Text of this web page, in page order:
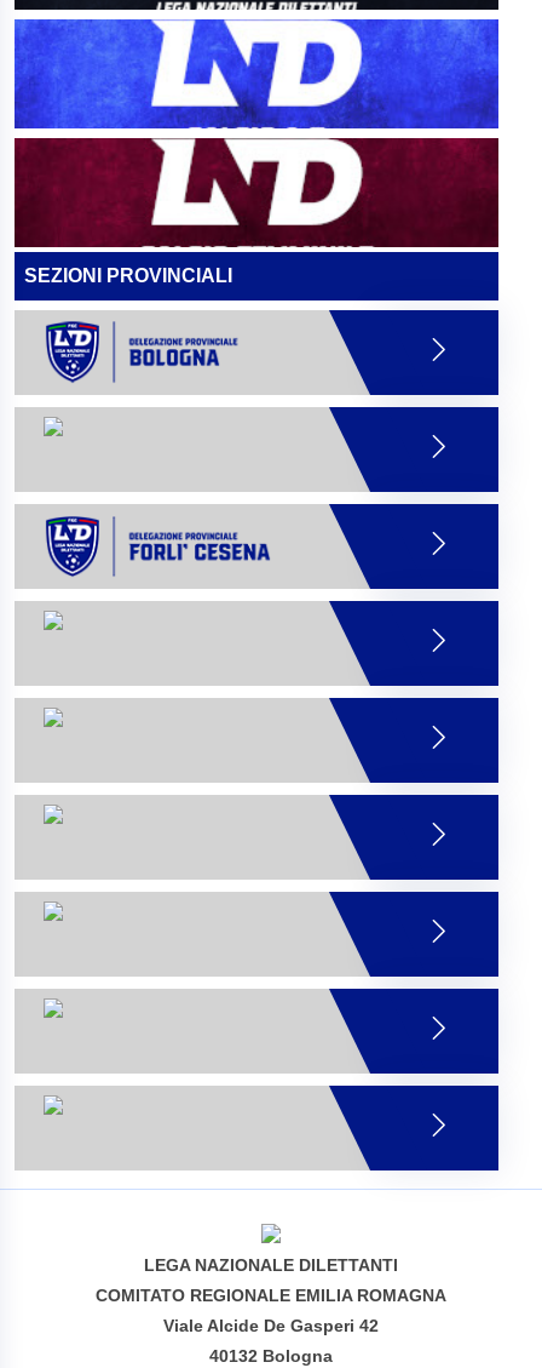
SEZIONI PROVINCIALI
LEGA NAZIONALE DILETTANTI
COMITATO REGIONALE EMILIA ROMAGNA
Viale Alcide De Gasperi 42
40132 Bologna